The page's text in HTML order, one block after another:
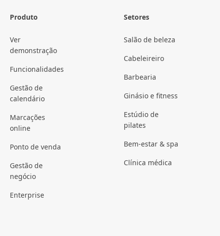
Produto
Ver
demonstração
Funcionalidades
Gestão de
calendário
Marcações
online
Ponto de venda
Gestão de
negócio
Enterprise
Setores
Salão de beleza
Cabeleireiro
Barbearia
Ginásio e fitness
Estúdio de
pilates
Bem-estar & spa
Clínica médica